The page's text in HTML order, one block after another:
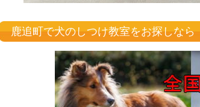
鹿追町で犬のしつけ教室をお探しなら